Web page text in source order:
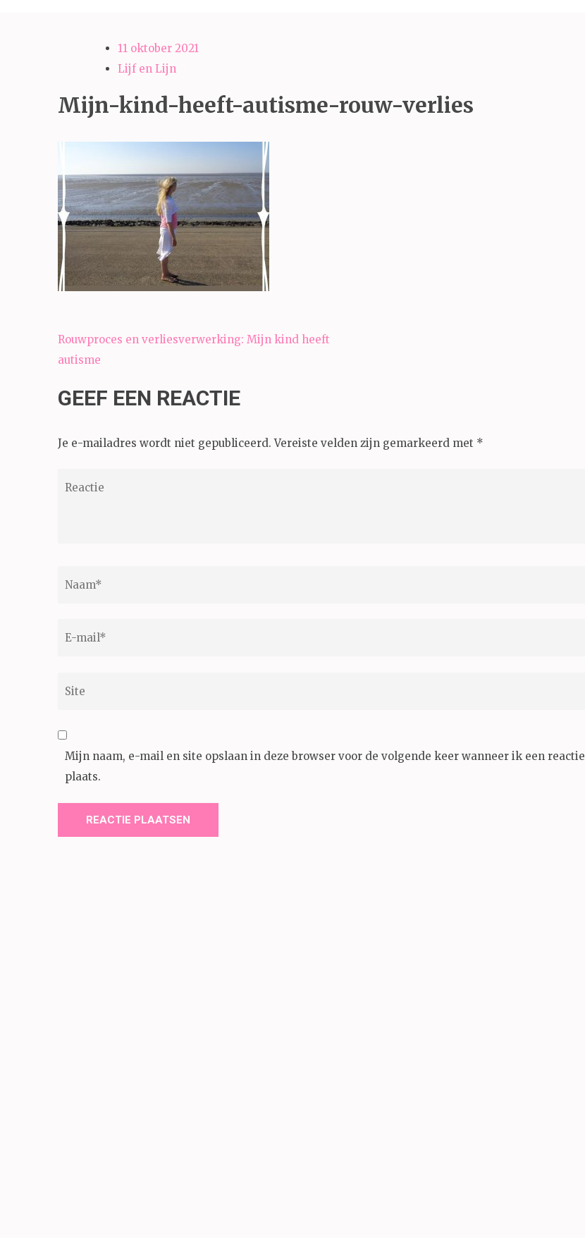
11 oktober 2021
Lijf en Lijn
Mijn-kind-heeft-autisme-rouw-verlies
Bericht
navigatie
Rouwproces en verliesverwerking: Mijn kind heeft
autisme
GEEF EEN REACTIE
Je e-mailadres wordt niet gepubliceerd. Vereiste velden zijn gemarkeerd met *
Mijn naam, e-mail en site opslaan in deze browser voor de volgende keer wanneer ik een reactie
plaats.